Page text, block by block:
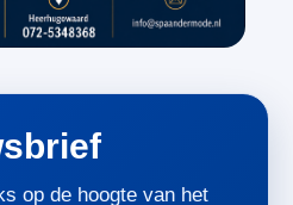
op de hoogte van het